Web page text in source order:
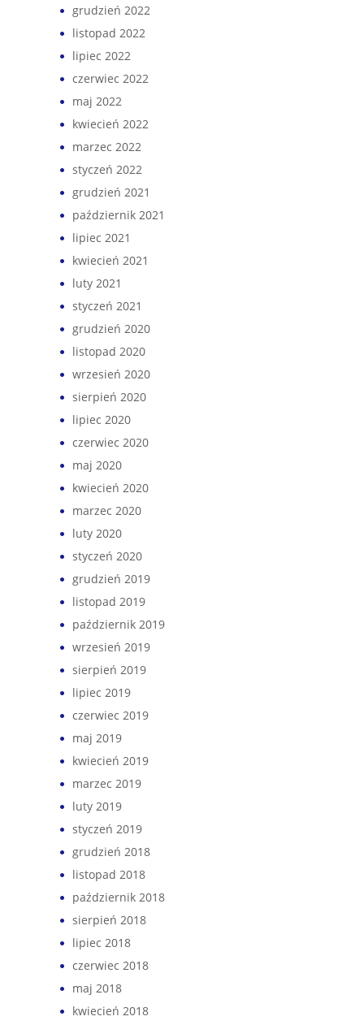
grudzień 2022
listopad 2022
lipiec 2022
czerwiec 2022
maj 2022
kwiecień 2022
marzec 2022
styczeń 2022
grudzień 2021
październik 2021
lipiec 2021
kwiecień 2021
luty 2021
styczeń 2021
grudzień 2020
listopad 2020
wrzesień 2020
sierpień 2020
lipiec 2020
czerwiec 2020
maj 2020
kwiecień 2020
marzec 2020
luty 2020
styczeń 2020
grudzień 2019
listopad 2019
październik 2019
wrzesień 2019
sierpień 2019
lipiec 2019
czerwiec 2019
maj 2019
kwiecień 2019
marzec 2019
luty 2019
styczeń 2019
grudzień 2018
listopad 2018
październik 2018
sierpień 2018
lipiec 2018
czerwiec 2018
maj 2018
kwiecień 2018